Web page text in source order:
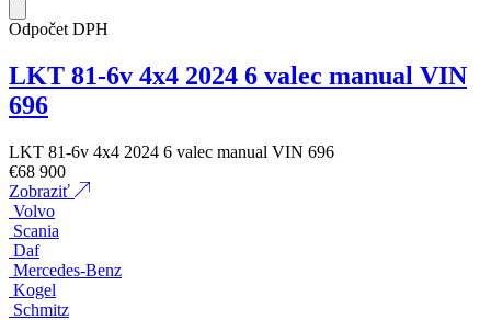
Odpočet DPH
LKT 81-6v 4x4 2024 6 valec manual VIN
696
LKT 81-6v 4x4 2024 6 valec manual VIN 696
€68 900
Zobraziť
Volvo
Scania
Daf
Mercedes-Benz
Kogel
Schmitz